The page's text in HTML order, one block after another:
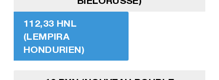
112,33 HNL
(LEMPIRA
HONDURIEN)